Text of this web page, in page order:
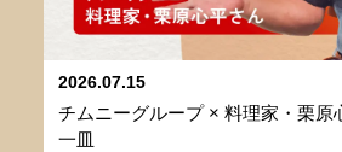
2026.07.15
チムニーグループ × 料理家・栗原
一皿